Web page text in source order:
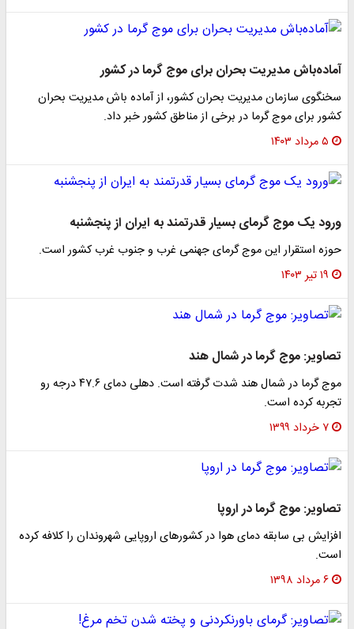
آماده‌باش مدیریت بحران برای موج گرما در کشور
سخنگوی سازمان مدیریت بحران کشور، از آماده باش مدیریت بحران
کشور برای موج گرما در برخی از مناطق کشور خبر داد.
۵ مرداد ۱۴۰۳
ورود یک موج گرمای بسیار قدرتمند به ایران از پنجشنبه
حوزه استقرار این موج گرمای جهنمی غرب و جنوب غرب کشور است.
۱۹ تیر ۱۴۰۳
تصاویر: موج گرما در شمال هند
موج گرما در شمال هند شدت گرفته است. دهلی دمای ۴۷.۶ درجه رو
تجربه کرده است.
۷ خرداد ۱۳۹۹
تصاویر: موج گرما در اروپا‎
افزایش بی سابقه دمای هوا در کشور‌های اروپایی شهروندان را کلافه کرده
است.
۶ مرداد ۱۳۹۸